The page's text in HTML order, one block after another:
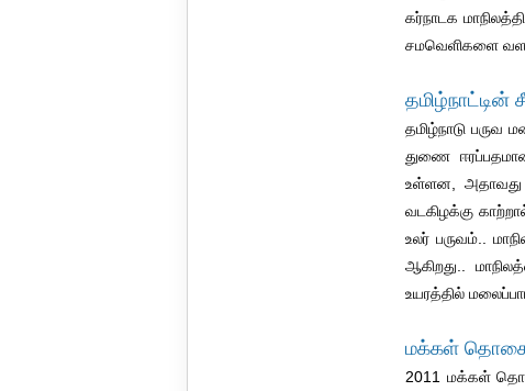
கர்நாடக
சமவெளிகளை
தமிழ்நாடு பருவ
துணை
உள்ளன, அதாவது
வடகிழக்கு
உலர் பருவம்..
ஆகிறது..
உயரத்தில்
மக்கள் தொகை
2011 மக்கள்